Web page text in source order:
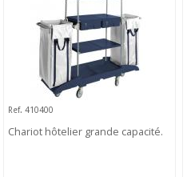
Ref. 410400
Chariot hôtelier grande capacité.